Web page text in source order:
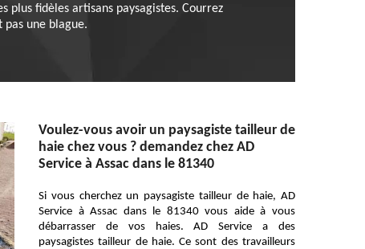
plus fidèles artisans paysagistes. Courrez
pas une blague.
Voulez-vous avoir un paysagiste tailleur de
haie chez vous ? demandez chez AD
Service à Assac dans le 81340
Si vous cherchez un paysagiste tailleur de haie, AD
Service à Assac dans le 81340 vous aide à vous
débarrasser de vos haies. AD Service a des
paysagistes tailleur de haie. Ce sont des travailleurs